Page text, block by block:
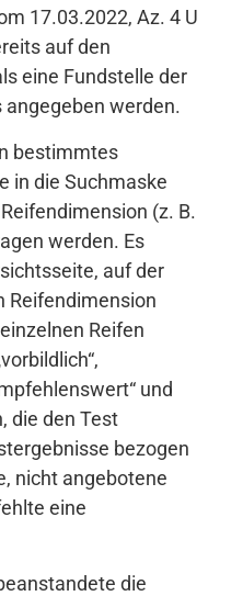
17.03.2022, Az. 4 U
auf den
eine Fundstelle der
werden.
bestimmtes
in die Suchmaske
(z. B.
werden. Es
auf der
Reifendimension
Reifen
und
die den Test
bezogen
nicht angebotene
eine
die